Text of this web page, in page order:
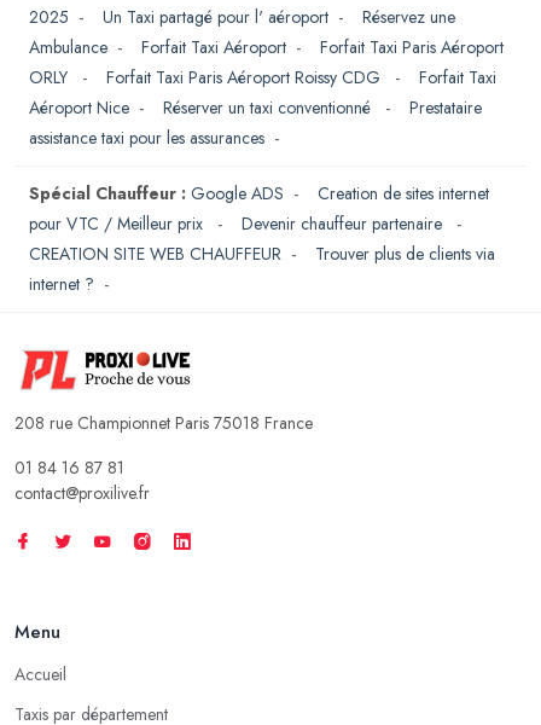
2025 - Un Taxi partagé pour l' aéroport - Réservez une
Ambulance - Forfait Taxi Aéroport - Forfait Taxi Paris Aéroport
ORLY
- Forfait Taxi Paris Aéroport Roissy CDG - Forfait Taxi
Aéroport Nice - Réserver un taxi conventionné - Prestataire
assistance taxi pour les assurances -
Spécial Chauffeur : Google ADS - Creation de sites internet
pour VTC / Meilleur prix
- Devenir chauffeur partenaire
-
CREATION SITE WEB CHAUFFEUR - Trouver plus de clients via
internet ? -
208 rue Championnet Paris 75018 France
01 84 16 87 81
contact@proxilive.fr
Menu
Accueil
Taxis par département